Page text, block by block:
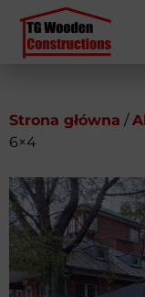
Strona główna /
6×4